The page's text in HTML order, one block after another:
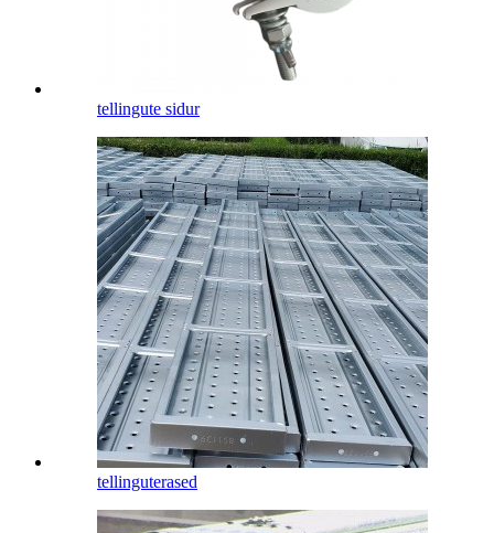
tellingute sidur
tellinguterased